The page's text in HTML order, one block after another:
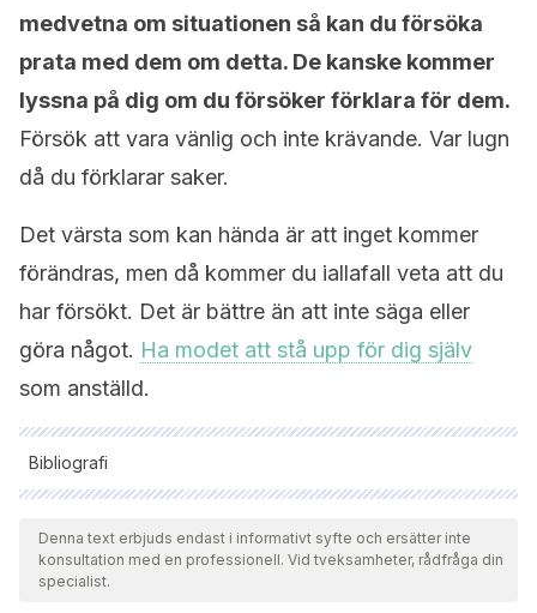
medvetna om situationen så kan du försöka
prata med dem om detta. De kanske kommer
lyssna på dig om du försöker förklara för dem.
Försök att vara vänlig och inte krävande. Var lugn
då du förklarar saker.
Det värsta som kan hända är att inget kommer
förändras, men då kommer du iallafall veta att du
har försökt. Det är bättre än att inte säga eller
göra något. Ha modet att stå upp för dig själv
som anställd.
Bibliografi
Samtliga citerade källor har granskats noggrant av vårt team
för att säkerställa deras kvalitet, tillförlitlighet, aktualitet och
giltighet. Bibliografin för denna artikel ansågs vara tillförlitlig
Denna text erbjuds endast i informativt syfte och ersätter inte
konsultation med en professionell. Vid tveksamheter, rådfråga din
specialist.